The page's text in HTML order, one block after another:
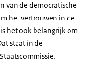
van de democratische
het vertrouwen in de
het ook belangrijk om
staat in de